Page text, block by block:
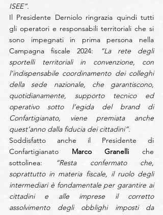
ISEE”.
Il Presidente Derniolo ringrazia quindi tutti
gli operatori e responsabili territoriali che si
sono impegnati in prima persona nella
Campagna fiscale 2024: “La rete degli
sportelli territoriali in convenzione, con
l’indispensabile coordinamento dei colleghi
della sede nazionale, che garantiscono,
quotidianamente, supporto tecnico ed
operativo sotto l’egida del brand di
Confartigianato, viene premiata anche
quest’anno dalla fiducia dei cittadini”.
Soddisfatto anche il Presidente di
Confartigianato Marco Granelli che
sottolinea:
“Resta confermato che,
soprattutto in materia fiscale, il ruolo degli
intermediari è fondamentale per garantire ai
cittadini e alle imprese il corretto
assolvimento degli obblighi imposti da